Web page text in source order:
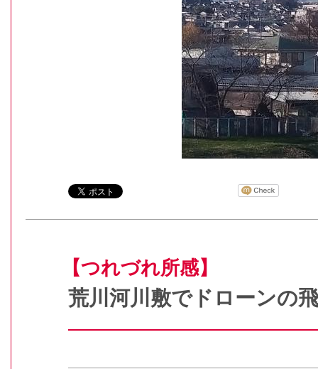
【つれづれ所感】
荒川河川敷でドローンの